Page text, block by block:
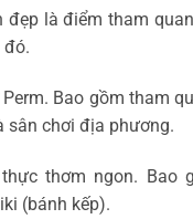
là điểm tham
đó.
Bao gồm tham
sân chơi địa phương.
thơm ngon. Bao
(bánh kếp).